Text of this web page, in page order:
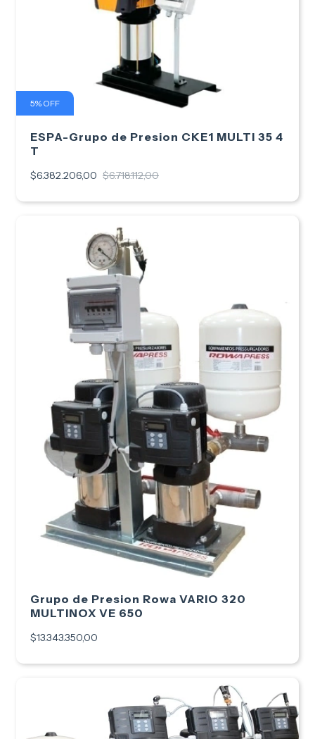
5% OFF
ESPA-Grupo de Presion CKE1 MULTI 35 4
T
$6.382.206,00 $6.718.112,00
Grupo de Presion Rowa VARIO 320
MULTINOX VE 650
$13.343.350,00